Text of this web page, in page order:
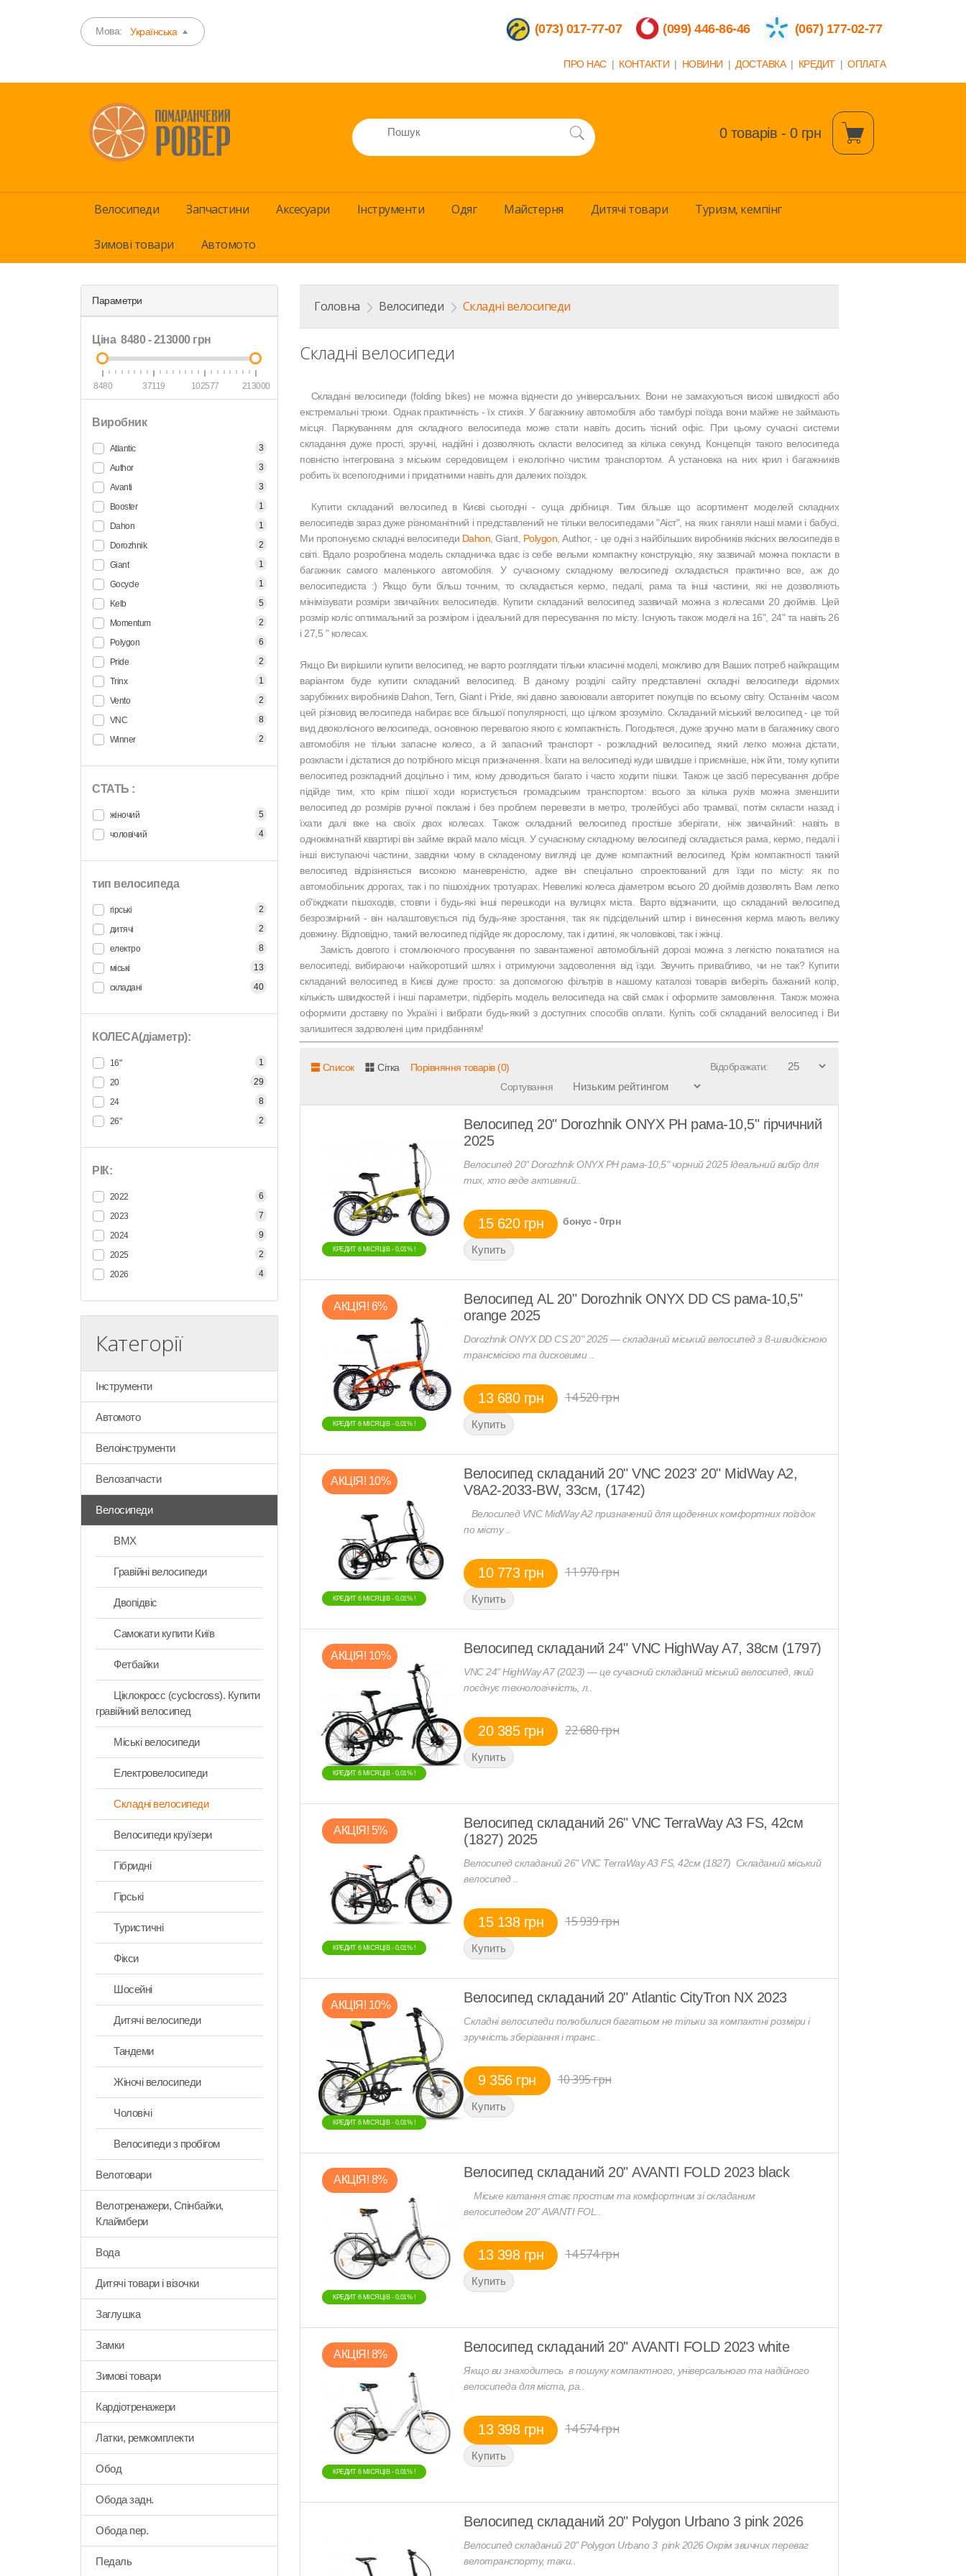
Мова: Українська (067) 177-02-77
(099) 446-86-46
(073) 017-77-07
ПРО НАС | КОНТАКТИ | НОВИНИ | ДОСТАВКА | КРЕДИТ | ОПЛАТА
0 товарів - 0 грн
Велосипеди Запчастини Аксесуари Інструменти Одяг Майстерня Дитячi товари Туризм, кемпінг
Зимові товари Автомото
Параметри
Ціна 8480-213000грн
8480 37119 102577 213000
Виробник
Atlantic
3
Author
3
Avanti
3
Booster
1
Dahon
1
Dorozhnik
2
Giant
1
Gocycle
1
Kelb
5
Momentum
2
Polygon
6
Pride
2
Trinx
1
Vento
2
VNC
8
Winner
2
СТАТЬ :
жіночий
5
чоловічий
4
тип велосипеда
гірські
2
дитячі
2
електро
8
міські
13
складані
40
КОЛЕСА(діаметр):
16"
1
20
29
24
8
26"
2
РІК:
2022
6
2023
7
2024
9
2025
2
2026
4
Категорії
Інструменти
Автомото
Велоінструменти
Велозапчасти
Велосипеди
BMX
Гравійні велосипеди
Двопідвіс
Самокати купити Київ
Фетбайки
Ціклокросс (cyclocross). Купити
гравійний велосипед
Міські велосипеди
Електровелосипеди
Складні велосипеди
Велосипеди круїзери
Гібридні
Гірські
Туристичні
Фікси
Шосейні
Дитячі велосипеди
Тандеми
Жіночі велосипеди
Чоловічі
Велосипеди з пробігом
Велотовари
Велотренажери, Спінбайки,
Клаймбери
Вода
Дитячі товари і візочки
Заглушка
Замки
Зимові товари
Кардіотренажери
Латки, ремкомплекти
Обод
Обода задн.
Обода пер.
Педаль
Головна > Велосипеди > Складні велосипеди
Складні велосипеди
Складані велосипеди (folding bikes) не можна віднести до універсальних. Вони не замахуються високі швидкості або
екстремальні трюки. Однак практичність - їх стихія. У багажнику автомобіля або тамбурі поїзда вони майже не займають
місця. Паркуванням для складного велосипеда може стати навіть досить тісний офіс. При цьому сучасні системи
складання дуже прості, зручні, надійні і дозволяють скласти велосипед за кілька секунд. Концепція такого велосипеда
повністю інтегрована з міським середовищем і екологічно чистим транспортом. А установка на них крил і багажників
робить їх всепогодними і придатними навіть для далеких поїздок.
Купити складаний велосипед в Києві сьогодні - суща дрібниця. Тим більше що асортимент моделей складних
велосипедів зараз дуже різноманітний і представлений не тільки велосипедами "Аіст", на яких ганяли наші мами і бабусі.
Ми пропонуємо складні велосипеди Dahon , Giant, Polygon , Author, - це одні з найбільших виробників якісних велосипедів в
світі. Вдало розроблена модель складничка вдає із себе вельми компактну конструкцію, яку зазвичай можна покласти в
багажник самого маленького автомобіля. У сучасному складному велосипеді складається практично все, аж до
велосипедиста :) Якщо бути більш точним, то складається кермо, педалі, рама та інші частини, які не дозволяють
мінімізувати розміри звичайних велосипедів. Купити складаний велосипед зазвичай можна з колесами 20 дюймів. Цей
розмір коліс оптимальний за розміром і ідеальний для пересування по місту. Існують також моделі на 16", 24" та навіть 26
і 27,5 " колесах.
Якщо Ви вирішили купити велосипед, не варто розглядати тільки класичні моделі, можливо для Ваших потреб найкращим
варіантом буде купити складаний велосипед. В даному розділі сайту представлені складні велосипеди відомих
зарубіжних виробників Dahon, Tern, Giant і Pride, які давно завоювали авторитет покупців по всьому світу. Останнім часом
цей різновид велосипеда набирає все більшої популярності, що цілком зрозуміло. Складаний міський велосипед - це той
вид двоколісного велосипеда, основною перевагою якого є компактність. Погодьтеся, дуже зручно мати в багажнику свого
автомобіля не тільки запасне колесо, а й запасний транспорт - розкладний велосипед, який легко можна дістати,
розкласти і дістатися до потрібного місця призначення. Їхати на велосипеді куди швидше і приємніше, ніж йти, тому купити
велосипед розкладний доцільно і тим, кому доводиться багато і часто ходити пішки. Також це засіб пересування добре
підійде тим, хто крім пішої ходи користується громадським транспортом: всього за кілька рухів можна зменшити
велосипед до розмірів ручної поклажі і без проблем перевезти в метро, ​​тролейбусі або трамваї, потім скласти назад і
їхати далі вже на своїх двох колесах. Також складаний велосипед простіше зберігати, ніж звичайний: навіть в
однокімнатній квартирі він займе вкрай мало місця. У сучасному складному велосипеді складається рама, кермо, педалі і
інші виступаючі частини, завдяки чому в складеному вигляді це дуже компактний велосипед. Крім компактності такий
велосипед відрізняється високою маневреністю, адже він спеціально спроектований для їзди по місту: як по
автомобільних дорогах, так і по пішохідних тротуарах. Невеликі колеса діаметром всього 20 дюймів дозволять Вам легко
об'їжджати пішоходів, стовпи і будь-які інші перешкоди на вулицях міста. Варто відзначити, що складаний велосипед
безрозмірний - він налаштовується під будь-яке зростання, так як підсідельний штир і винесення керма мають велику
довжину. Відповідно, такий велосипед підійде як дорослому, так і дитині, як чоловікові, так і жінці.
Замість довгого і стомлюючого просування по завантаженої автомобільній дорозі можна з легкістю покататися на
велосипеді, вибираючи найкоротший шлях і отримуючи задоволення від їзди. Звучить привабливо, чи не так? Купити
складаний велосипед в Києві дуже просто: за допомогою фільтрів в нашому каталозі товарів виберіть бажаний колір,
кількість швидкостей і інші параметри, підберіть модель велосипеда на свій смак і оформите замовлення. Також можна
оформити доставку по Україні і вибрати будь-який з доступних способів оплати. Купіть собі складаний велосипед і Ви
залишитеся задоволені цим придбанням!
Список Сітка Порівняння товарів (0)
Відображати:
Сортування
КРЕДИТ 6 МIСЯЦIВ - 0,01% !
КРЕДИТ 6 МIСЯЦIВ - 0,01% !
Велосипед 20" Dorozhnik ONYX PH рама-10,5" гірчичний
2025
Велосипед 20" Dorozhnik ONYX PH рама-10,5" чорний 2025 Ідеальний вибір для
тих, хто веде активний..
15 620 грн бонус - 0грн
АКЦIЯ! 6%
КРЕДИТ 6 МIСЯЦIВ - 0,01% !
КРЕДИТ 6 МIСЯЦIВ - 0,01% !
Велосипед AL 20" Dorozhnik ONYX DD CS рама-10,5"
orange 2025
Dorozhnik ONYX DD CS 20" 2025 — складаний міський велосипед з 8-швидкісною
трансмісією та дисковими ..
13 680 грн 14 520 грн
АКЦIЯ! 10%
КРЕДИТ 6 МIСЯЦIВ - 0,01% !
КРЕДИТ 6 МIСЯЦIВ - 0,01% !
Велосипед складаний 20" VNC 2023' 20" MidWay A2,
V8A2-2033-BW, 33см, (1742)
Велосипед VNC MidWay A2 призначений для щоденних комфортних поїздок
по місту ..
10 773 грн 11 970 грн
АКЦIЯ! 10%
КРЕДИТ 6 МIСЯЦIВ - 0,01% !
КРЕДИТ 6 МIСЯЦIВ - 0,01% !
Велосипед складаний 24" VNC HighWay A7, 38см (1797)
VNC 24" HighWay A7 (2023) — це сучасний складаний міський велосипед, який
поєднує технологічність, л..
20 385 грн 22 680 грн
АКЦIЯ! 5%
КРЕДИТ 6 МIСЯЦIВ - 0,01% !
КРЕДИТ 6 МIСЯЦIВ - 0,01% !
Велосипед складаний 26" VNC TerraWay A3 FS, 42см
(1827) 2025
Велосипед складаний 26" VNC TerraWay A3 FS, 42см (1827) Складаний міський
велосипед ..
15 138 грн 15 939 грн
АКЦIЯ! 10%
КРЕДИТ 6 МIСЯЦIВ - 0,01% !
КРЕДИТ 6 МIСЯЦIВ - 0,01% !
Велосипед складаний 20" Atlantic CityTron NX 2023
Складні велосипеди полюбилися багатьом не тільки за компактні розміри і
зручність зберігання і транс..
9 356 грн 10 395 грн
АКЦIЯ! 8%
КРЕДИТ 6 МIСЯЦIВ - 0,01% !
КРЕДИТ 6 МIСЯЦIВ - 0,01% !
Велосипед складаний 20" AVANTI FOLD 2023 black
Міське катання стає простим та комфортним зі складаним
велосипедом 20" AVANTI FOL..
13 398 грн 14 574 грн
АКЦIЯ! 8%
КРЕДИТ 6 МIСЯЦIВ - 0,01% !
КРЕДИТ 6 МIСЯЦIВ - 0,01% !
Велосипед складаний 20" AVANTI FOLD 2023 white
Якщо ви знаходитесь в пошуку компактного, універсального та надійного
велосипеда для міста, ра..
13 398 грн 14 574 грн
Велосипед складаний 20" Polygon Urbano 3 pink 2026
Велосипед складаний 20" Polygon Urbano 3 pink 2026 Окрім звичних переваг
велотранспорту, таки..